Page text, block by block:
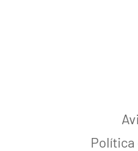
Política